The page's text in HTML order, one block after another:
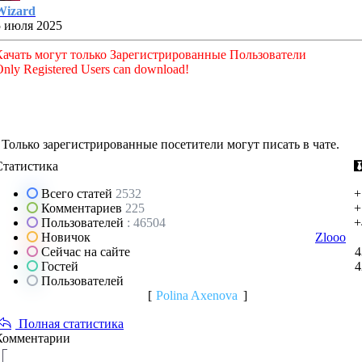
июля 2025
могут только Зарегистрированные Пользователи
Registered Users can download!
Только зарегистрированные посетители могут писать в чате.
Всего статей 2532
Комментариев 225
Пользователей : 46504
Новичок
Zlooo
Сейчас на сайте
Гостей
Пользователей
[ Polina Axenova ]
Полная статистика